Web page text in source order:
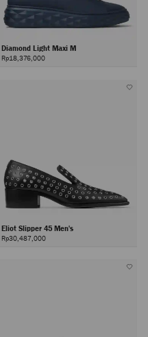
Diamond Light Maxi M
Rp18,376,000
Eliot Slipper 45 Men's
Rp30,487,000